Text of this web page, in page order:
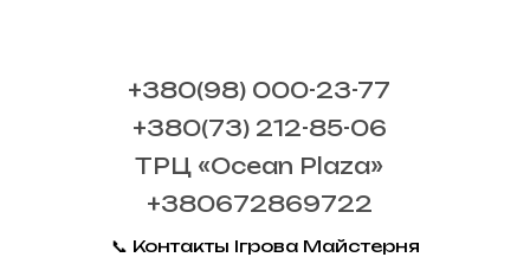
+380(98) 000-23-77
+380(73) 212-85-06
ТРЦ «Ocean Plaza»
+380672869722
📞 Контакты Ігрова Майстерня